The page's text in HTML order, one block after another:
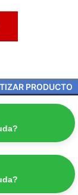
PRODUCTO